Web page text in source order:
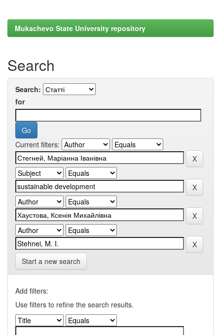
Mukachevo State University repository
Search
Search:
for
Current filters:
Start a new search
Add filters:
Use filters to refine the search results.